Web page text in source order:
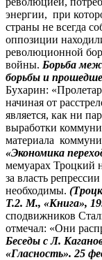
энергии, при
страны не всегда
оппозиции
революционной
войны. Борьба
борьбы и
Бухарин:
начиная от
является, как ни
выработки
материала
«Экономика
мемуарах Троцкий
за власть
необходимы.
Т.2. М., «Книга»,
сподвижников
отмечал: «Они
Беседы с Л.
«Гласность». 25